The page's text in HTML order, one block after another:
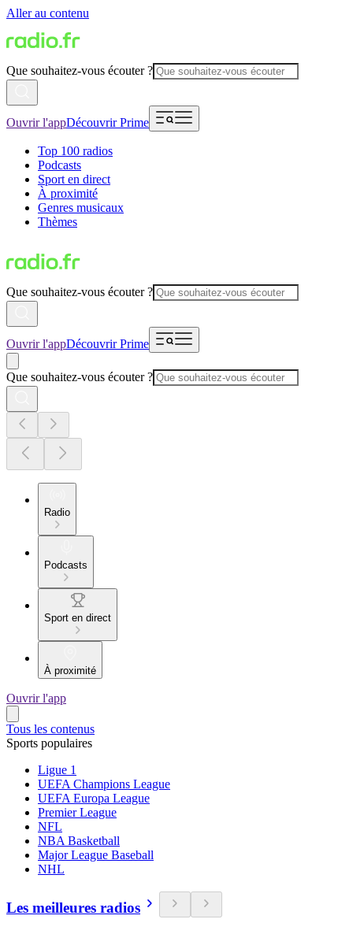
Aller au contenu
Que souhaitez-vous écouter ?
Ouvrir l'appDécouvrir Prime
Top 100 radios
Podcasts
Sport en direct
À proximité
Genres musicaux
Thèmes
Que souhaitez-vous écouter ?
Ouvrir l'appDécouvrir Prime
Que souhaitez-vous écouter ?
Radio
Podcasts
Sport en direct
À proximité
Ouvrir l'app
Tous les contenus
Sports populaires
Ligue 1
UEFA Champions League
UEFA Europa League
Premier League
NFL
NBA Basketball
Major League Baseball
NHL
Les meilleures radios